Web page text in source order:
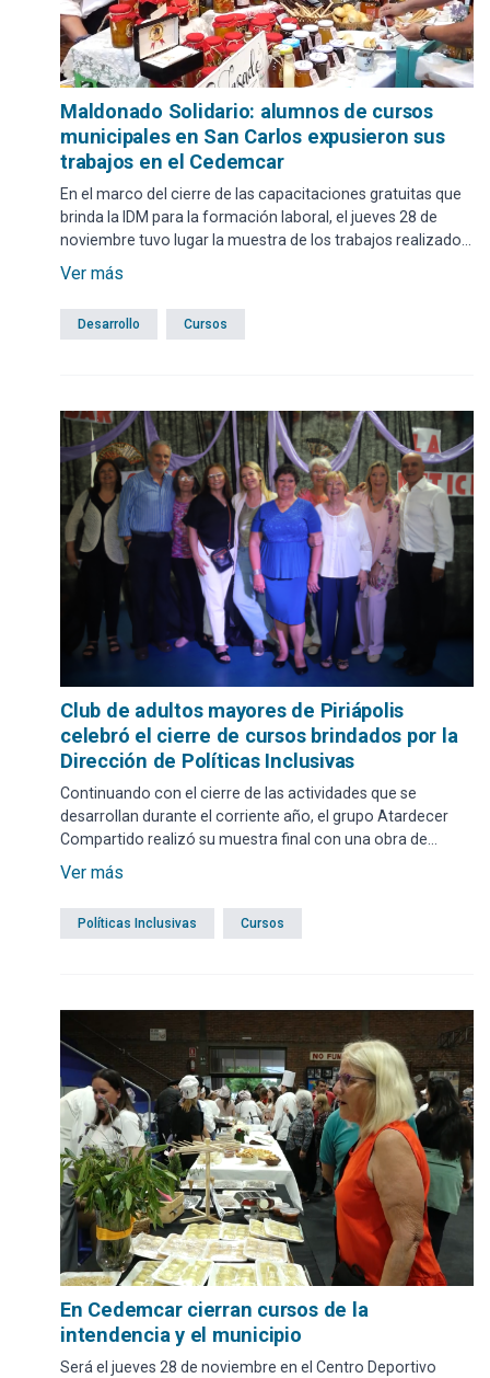
Maldonado Solidario: alumnos de cursos
municipales en San Carlos expusieron sus
trabajos en el Cedemcar
En el marco del cierre de las capacitaciones gratuitas que
brinda la IDM para la formación laboral, el jueves 28 de
noviembre tuvo lugar la muestra de los trabajos realizados
por los alumnos de los más de 20 cursos que se brindan en
Ver más
Desarrollo Cursos
Club de adultos mayores de Piriápolis
celebró el cierre de cursos brindados por la
Dirección de Políticas Inclusivas
Continuando con el cierre de las actividades que se
desarrollan durante el corriente año, el grupo Atardecer
Compartido realizó su muestra final con una obra de
teatro, exhibición de artesanías, cosmética natural y baile.
Ver más
Políticas Inclusivas Cursos
En Cedemcar cierran cursos de la
intendencia y el municipio
Será el jueves 28 de noviembre en el Centro Deportivo